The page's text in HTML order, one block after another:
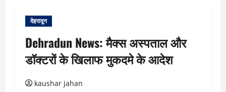
देहरादून
Dehradun News: मैक्स अस्पताल और
डॉक्टरों के खिलाफ मुकदमे के आदेश
kaushar jahan